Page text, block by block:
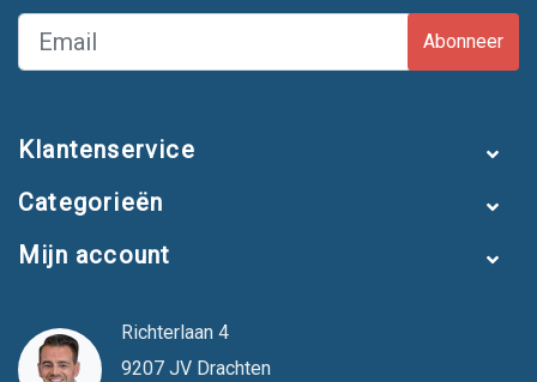
Abonneer
Klantenservice
Categorieën
Mijn account
Richterlaan 4
9207 JV Drachten